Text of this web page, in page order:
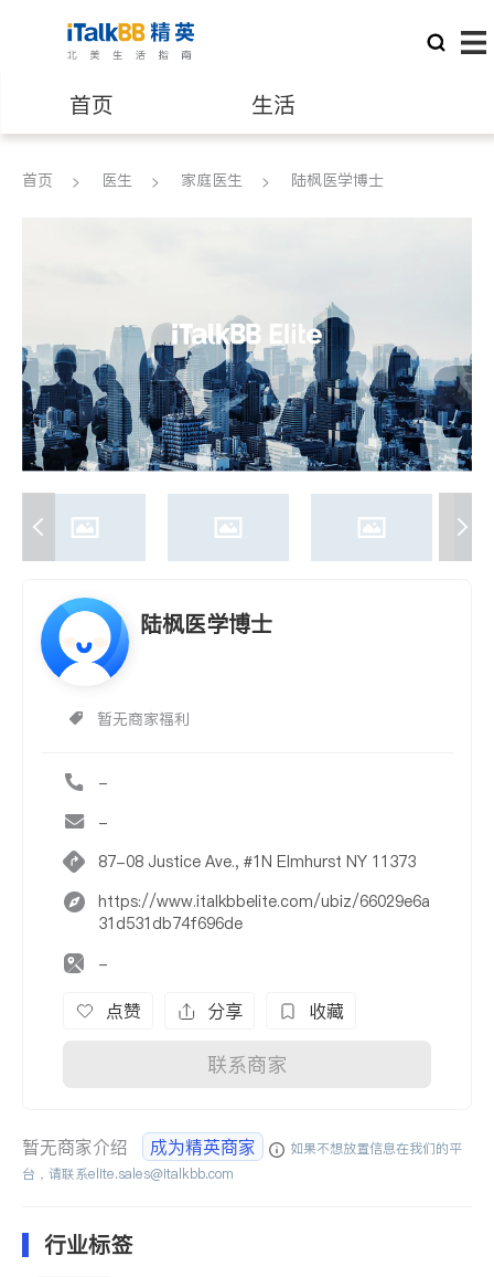
首页 生活
医生 律师
养老 非盈利组织
首页 医生 家庭医生 陆枫医学博士
陆枫医学博士
暂无商家福利
-
-
87-08 Justice Ave., #1N Elmhurst NY 11373
https://www.italkbbelite.com/ubiz/66029e6a
31d531db74f696de
-
点赞 分享 收藏
联系商家
暂无商家介绍 成为精英商家
如果不想放置信息在我们的平
台，请联系elite.sales@italkbb.com
行业标签